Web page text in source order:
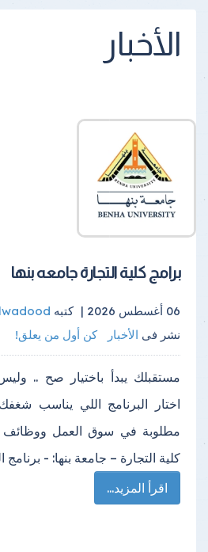
الأخبار
برامج كلية التجارة جامعه بنها
06 أغسطس 2026 | كتبه
نشر فى الأخبار كن أول من يعلق!
مستقبلك يبدأ باختيار صح ..
اختار البرنامج اللي يناسب
مطلوبة في سوق العمل ووظائف
كلية التجارة – جامعة بنها: - برنامج
اقرأ المزيد...